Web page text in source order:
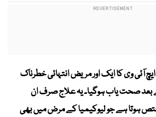
آئی وی کا ایک اور مریض انتہائی خطرناک
بعد صحت یاب ہوگیا۔ یہ علاج صرف ان
ہوتا ہے جو لیوکیمیا کے مرض میں بھی